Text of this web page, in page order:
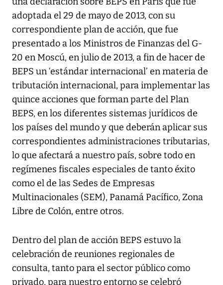
adoptada el 29 de mayo de 2013, con su
correspondiente plan de acción, que fue
presentado a los Ministros de Finanzas del G-
20 en Moscú, en julio de 2013, a fin de hacer de
BEPS un ‘estándar internacional’ en materia de
tributación internacional, para implementar las
quince acciones que forman parte del Plan
BEPS, en los diferentes sistemas jurídicos de
los países del mundo y que deberán aplicar sus
correspondientes administraciones tributarias,
lo que afectará a nuestro país, sobre todo en
regímenes fiscales especiales de tanto éxito
como el de las Sedes de Empresas
Multinacionales (SEM), Panamá Pacífico, Zona
Libre de Colón, entre otros.
Dentro del plan de acción BEPS estuvo la
celebración de reuniones regionales de
consulta, tanto para el sector público como
privado, para nuestro entorno se celebró